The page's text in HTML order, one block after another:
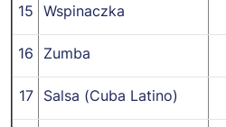
15 Wspinaczka
16 Zumba
17 Salsa (Cuba Latino)